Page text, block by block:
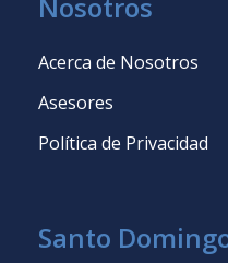
Nosotros
Acerca de Nosotros
Asesores
Política de Privacidad
Santo